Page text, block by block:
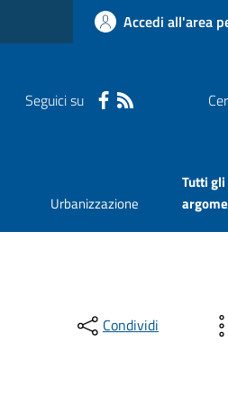
Accedi all'area
Seguici su
Urbanizzazione
Tutti gli
Condividi